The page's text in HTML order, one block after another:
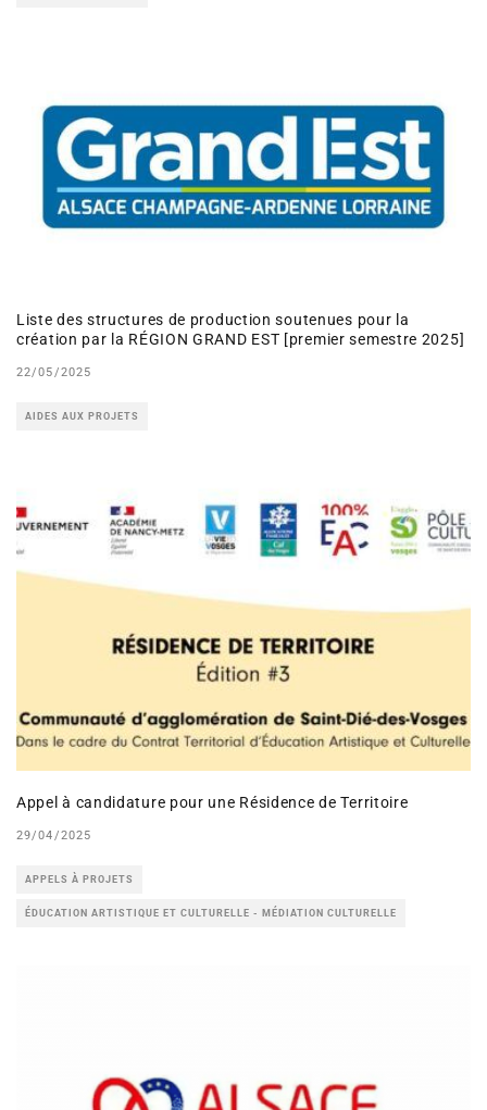
Liste des structures de production soutenues pour la
création par la RÉGION GRAND EST [premier semestre 2025]
22/05/2025
AIDES AUX PROJETS
Appel à candidature pour une Résidence de Territoire
29/04/2025
APPELS À PROJETS
ÉDUCATION ARTISTIQUE ET CULTURELLE - MÉDIATION CULTURELLE